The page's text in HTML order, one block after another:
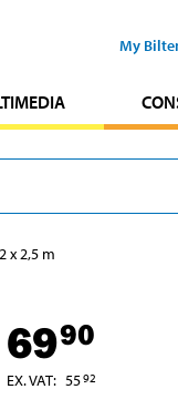
My
x 2,5 m
6990
EX. VAT: 5592